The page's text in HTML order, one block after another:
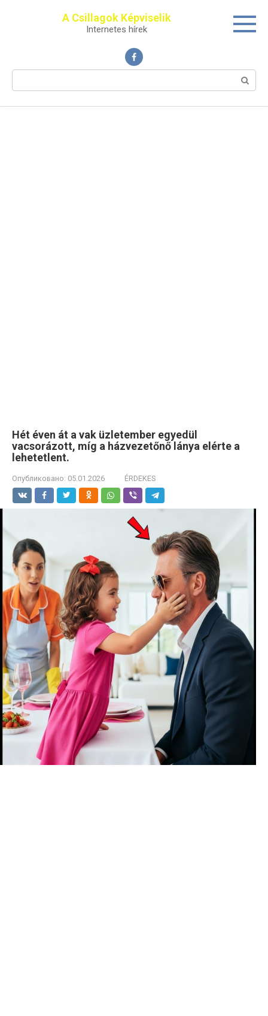
A Csillagok Képviselik
Internetes hírek
Поиск:
Hét éven át a vak üzletember egyedül
vacsorázott, míg a házvezetőnő lánya elérte a
lehetetlent.
Опубликовано: 05.01.2026 ÉRDEKES